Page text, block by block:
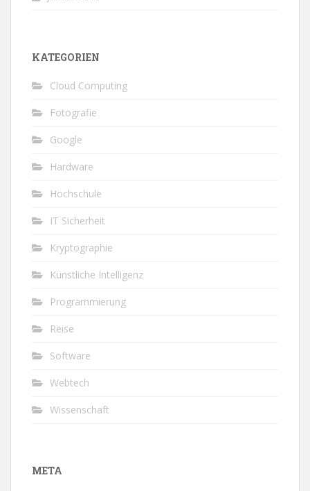
KATEGORIEN
Cloud Computing
Fotografie
Google
Hardware
Hochschule
IT Sicherheit
Kryptographie
Künstliche Intelligenz
Programmierung
Reise
Software
Webtech
Wissenschaft
META